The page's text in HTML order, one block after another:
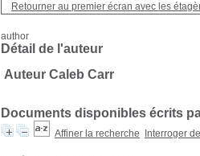
Retourner au premier écran avec les
author
Détail de l'auteur
Auteur Caleb Carr
Documents disponibles écrits
Affiner la recherche Interroger